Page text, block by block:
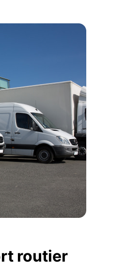
routier